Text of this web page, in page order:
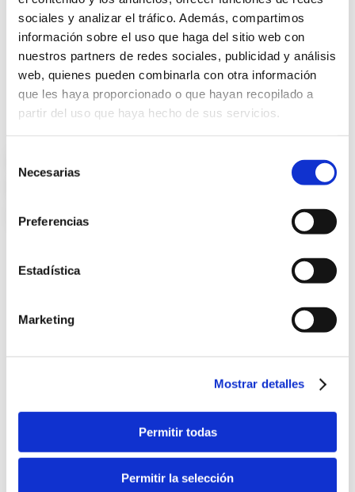
sociales y analizar el tráfico. Además, compartimos
información sobre el uso que haga del sitio web con
nuestros partners de redes sociales, publicidad y análisis
web, quienes pueden combinarla con otra información
que les haya proporcionado o que hayan recopilado a
partir del uso que haya hecho de sus servicios.
Necesarias
Preferencias
Estadística
Marketing
Mostrar detalles
Permitir todas
Permitir la selección
LENTES
tecnología ocular avanzada